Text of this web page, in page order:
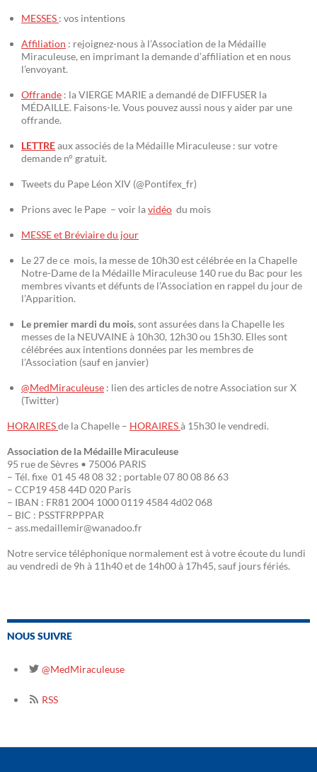
MESSES : vos intentions
Affiliation : rejoignez-nous à l’Association de la Médaille
Miraculeuse, en imprimant la demande d’affiliation et en nous
l’envoyant.
Offrande : la VIERGE MARIE a demandé de DIFFUSER la
MÉDAILLE. Faisons-le. Vous pouvez aussi nous y aider par une
offrande.
LETTREaux associés de la Médaille Miraculeuse : sur votre
demande n° gratuit.
Tweets du Pape Léon XIV (@Pontifex_fr)
Prions avec le Pape – voir lavidéo du mois
MESSE et Bréviaire du jour
Le 27 de ce mois, la messe de 10h30 est célébrée en la Chapelle
Notre-Dame de la Médaille Miraculeuse 140 rue du Bac pour les
membres vivants et défunts de l’Association en rappel du jour de
l’Apparition.
Le premier mardi du mois, sont assurées dans la Chapelle les
messes de la NEUVAINE à 10h30, 12h30 ou 15h30. Elles sont
célébrées aux intentions données par les membres de
l’Association (sauf en janvier)
@MedMiraculeuse : lien des articles de notre Association sur X
(Twitter)
HORAIRESde la Chapelle – HORAIRESà 15h30 le vendredi.
Association de la Médaille Miraculeuse
95 rue de Sèvres • 75006 PARIS
– Tél. fixe 01 45 48 08 32 ; portable 07 80 08 86 63
– CCP19 458 44D 020 Paris
– IBAN : FR81 2004 1000 0119 4584 4d02 068
– BIC : PSSTFRPPPAR
– ass.medaillemir@wanadoo.fr
Notre service téléphonique normalement est à votre écoute du lundi
au vendredi de 9h à 11h40 et de 14h00 à 17h45, sauf jours fériés.
NOUS SUIVRE
@MedMiraculeuse
RSS